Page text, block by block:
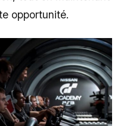
opportunité.